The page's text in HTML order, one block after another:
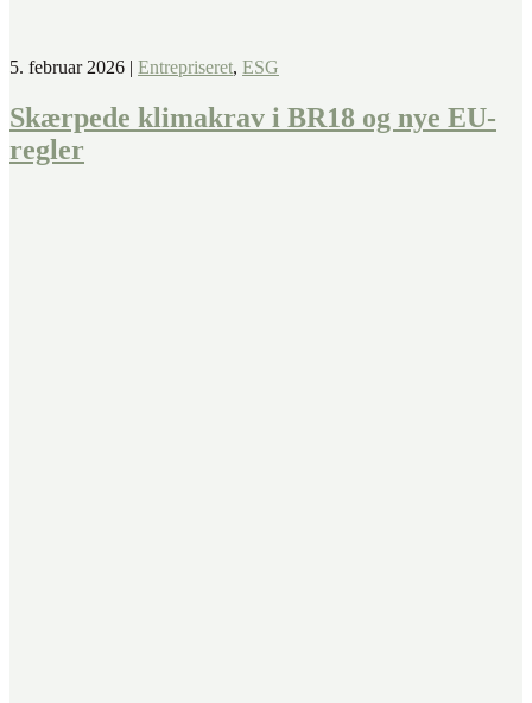
5. februar 2026 | Entrepriseret, ESG
Skærpede klimakrav i BR18 og nye EU-
regler